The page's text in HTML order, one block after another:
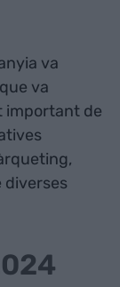
va
va
important de
diverses